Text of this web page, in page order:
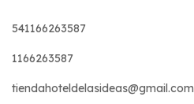
541166263587
1166263587
tiendahoteldelasideas@gmail.com